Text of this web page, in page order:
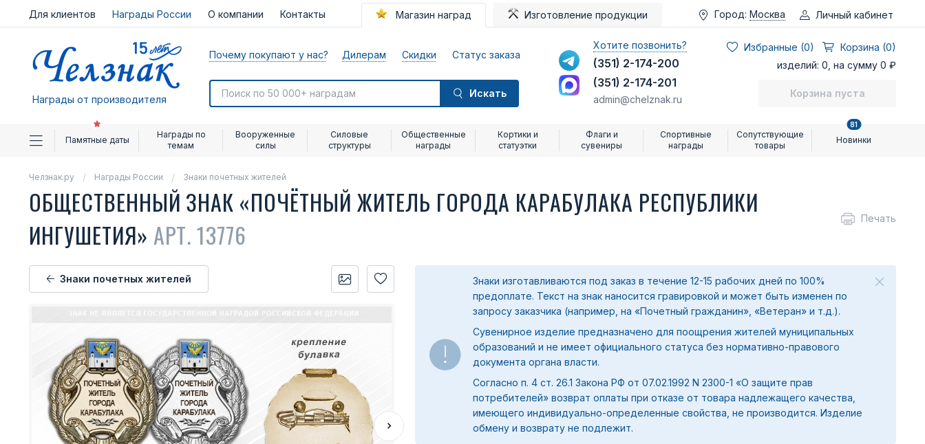
Для клиентов Награды России О компании Контакты Магазин наград Изготовление продукции Город: Москва Личный кабинет
Награды от производителя
Почему покупают у нас? Дилерам Скидки Статус заказа
Искать
Хотите позвонить?
(351) 2-174-200
(351) 2-174-201
admin@chelznak.ru
Избранные (0)
Корзина (0)
изделий: 0, на сумму 0 ₽
Корзина пуста
Памятные даты
Награды по
темам
Вооруженные
силы
Силовые
структуры
Общественные
награды
Кортики и
статуэтки
Флаги и
сувениры
Спортивные
награды
Сопутствующие
товары
Новинки
81
Челзнак.ру Награды России Знаки почетных жителей
ОБЩЕСТВЕННЫЙ ЗНАК «ПОЧЁТНЫЙ ЖИТЕЛЬ ГОРОДА КАРАБУЛАКА РЕСПУБЛИКИ
ИНГУШЕТИЯ» АРТ. 13776
Печать
Знаки почетных жителей
Знаки изготавливаются под заказ в течение 12-15 рабочих дней по 100%
предоплате. Текст на знак наносится гравировкой и может быть изменен по
запросу заказчика (например, на «Почетный гражданин», «Ветеран» и т.д.).
Сувенирное изделие предназначено для поощрения жителей муниципальных
образований и не имеет официального статуса без нормативно-правового
документа органа власти.
Согласно п. 4 ст. 26.1 Закона РФ от 07.02.1992 N 2300-1 «О защите прав
потребителей» возврат оплаты при отказе от товара надлежащего качества,
имеющего индивидуально-определенные свойства, не производится. Изделие
обмену и возврату не подлежит.